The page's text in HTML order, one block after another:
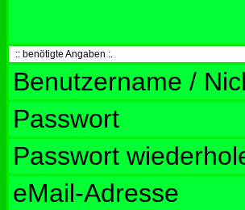
:: benötigte Angaben :.
Benutzername /
Passwort
Passwort
eMail-Adresse